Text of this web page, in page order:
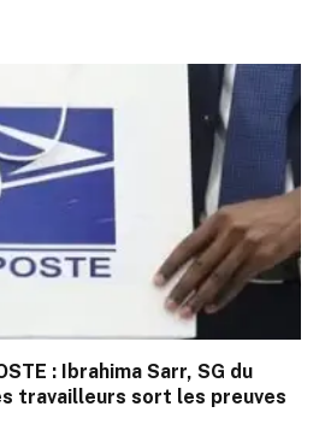
: Ibrahima Sarr, SG du
travailleurs sort les preuves